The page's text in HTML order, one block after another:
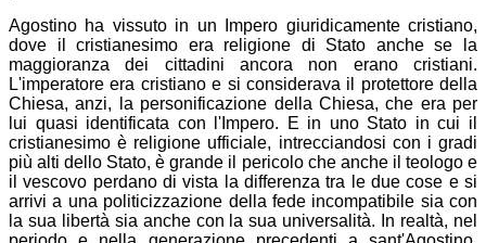
Agostino ha vissuto in un Impero giuridicamente cristiano,
dove il cristianesimo era religione di Stato anche se la
maggioranza dei cittadini ancora non erano cristiani.
L'imperatore era cristiano e si considerava il protettore della
Chiesa, anzi, la personificazione della Chiesa, che era per
lui quasi identificata con l'Impero. E in uno Stato in cui il
cristianesimo è religione ufficiale, intrecciandosi con i gradi
più alti dello Stato, è grande il pericolo che anche il teologo e
il vescovo perdano di vista la differenza tra le due cose e si
arrivi a una politicizzazione della fede incompatibile sia con
la sua libertà sia anche con la sua universalità. In realtà, nel